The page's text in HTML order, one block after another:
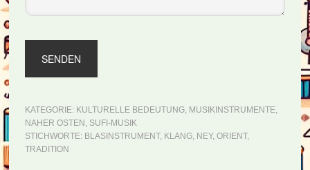
KATEGORIE: KULTURELLE BEDEUTUNG, MUSIKINSTRUMENTE,
NAHER OSTEN, SUFI-MUSIK
STICHWORTE: BLASINSTRUMENT, KLANG, NEY, ORIENT,
TRADITION